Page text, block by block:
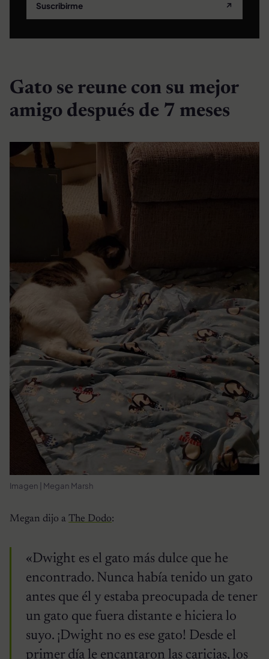
Suscribirme ↗
Gato se reune con su mejor
amigo después de 7 meses
Imagen | Megan Marsh
Megan dijo a The Dodo:
«Dwight es el gato más dulce que he
encontrado. Nunca había tenido un gato
antes que él y estaba preocupada de tener
un gato que fuera distante e hiciera lo
suyo. ¡Dwight no es ese gato! Desde el
primer día le encantaron las caricias, los